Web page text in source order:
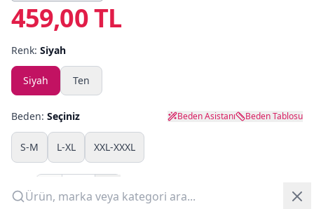
Markalar
Plaj & Mayo
Yazlık Pijama
Yeni Gelenler
459,00 TL
Renk: Siyah
Siyah Ten
Beden: Seçiniz Beden Asistanı Beden Tablosu
S-M L-XL XXL-XXXL
Adet: